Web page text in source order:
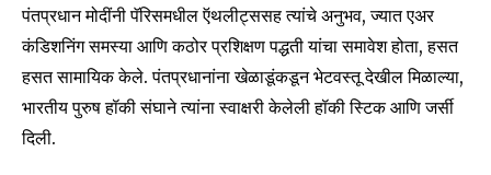
conversation.
To subscribe, simply enter your email address on our website
or click the subscribe button below. Don't worry, we respect
your privacy and won't spam your inbox. Your information is
safe with us.
पंतप्रधान मोदींनी पॅरिसमधील ऍथलीट्ससह त्यांचे अनुभव, ज्यात एअर
कंडिशनिंग समस्या आणि कठोर प्रशिक्षण पद्धती यांचा समावेश होता, हसत
हसत सामायिक केले. पंतप्रधानांना खेळाडूंकडून भेटवस्तू देखील मिळाल्या,
भारतीय पुरुष हॉकी संघाने त्यांना स्वाक्षरी केलेली हॉकी स्टिक आणि जर्सी
दिली.